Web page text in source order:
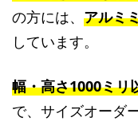
の方には、 アルミ
しています。
幅・高さ1000ミリ
で、サイズオーダ